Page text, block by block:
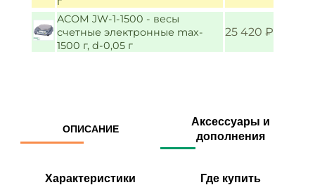
ACOM JW-1-1500 - весы
счетные электронные max-
1500 г, d-0,05 г
25 420 ₽
ОПИСАНИЕ
Аксессуары и
дополнения
Характеристики Где купить